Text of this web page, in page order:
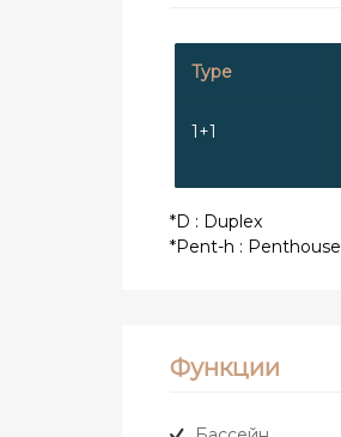
Type
1+1
*D : Duplex
*Pent-h : Penthouse
Функции